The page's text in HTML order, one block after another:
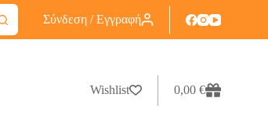
Σύνδεση / Εγγραφή
Wishlist 0,00 €